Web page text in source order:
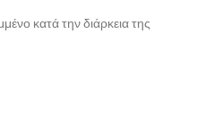
κατά την διάρκεια της